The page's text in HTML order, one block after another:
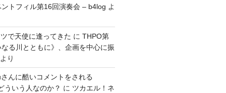
トフィル第16回演奏会 – b4log よ
で天使に逢ってきた に THPO第
る川とともに》、企画を中心に振
り
んに酷いコメントをされる
ういう人なのか？ に ツカエル！ネ